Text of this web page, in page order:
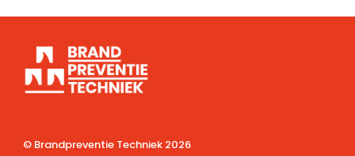
© Brandpreventie Techniek 2026